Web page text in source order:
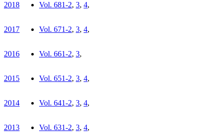
2018 Vol. 681-2, 3, 4,
2017 Vol. 671-2, 3, 4,
2016 Vol. 661-2, 3,
2015 Vol. 651-2, 3, 4,
2014 Vol. 641-2, 3, 4,
2013 Vol. 631-2, 3, 4,